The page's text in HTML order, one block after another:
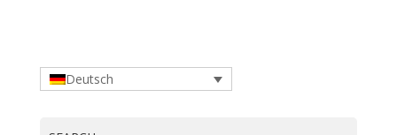
Deutsch